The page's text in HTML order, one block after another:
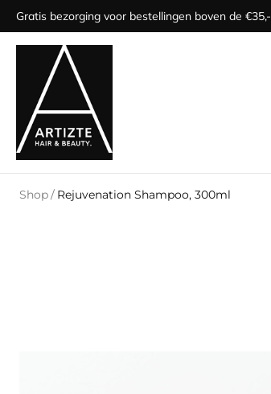
Gratis bezorging voor bestellingen boven de €35,-
Shop/ Rejuvenation Shampoo, 300ml